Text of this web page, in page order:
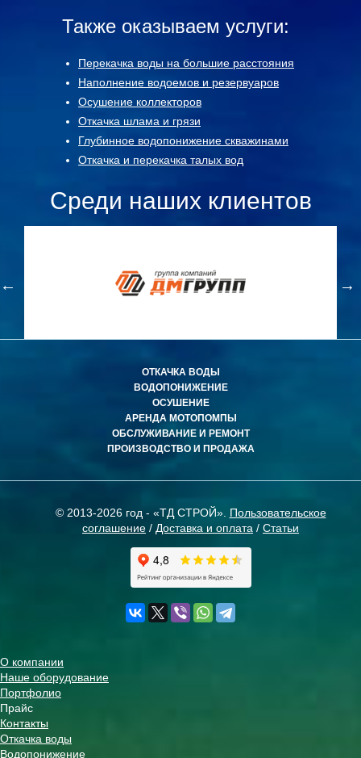
Также оказываем услуги:
Перекачка воды на большие расстояния
Наполнение водоемов и резервуаров
Осушение коллекторов
Откачка шлама и грязи
Глубинное водопонижение скважинами
Откачка и перекачка талых вод
Среди наших клиентов
ОТКАЧКА ВОДЫ
ВОДОПОНИЖЕНИЕ
ОСУШЕНИЕ
АРЕНДА МОТОПОМПЫ
ОБСЛУЖИВАНИЕ И РЕМОНТ
ПРОИЗВОДСТВО И ПРОДАЖА
© 2013-2026 год - «ТД СТРОЙ». Пользовательское
соглашение / Доставка и оплата / Статьи
О компании
Наше оборудование
Портфолио
Прайс
Контакты
Откачка воды
Водопонижение